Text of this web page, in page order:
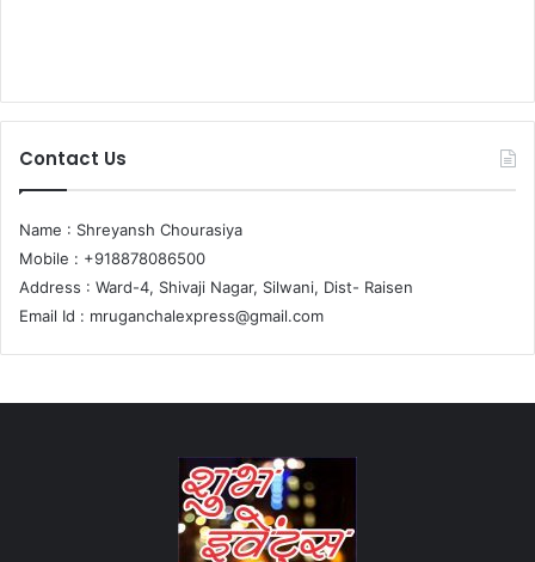
Contact Us
Name : Shreyansh Chourasiya
Mobile : +918878086500
Address : Ward-4, Shivaji Nagar, Silwani, Dist- Raisen
Email Id : mruganchalexpress@gmail.com